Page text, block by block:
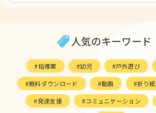
人気のキーワード
指導案 幼児 戸外遊び
無料ダウンロード 動画 折り紙
発達支援 コミュニケーション